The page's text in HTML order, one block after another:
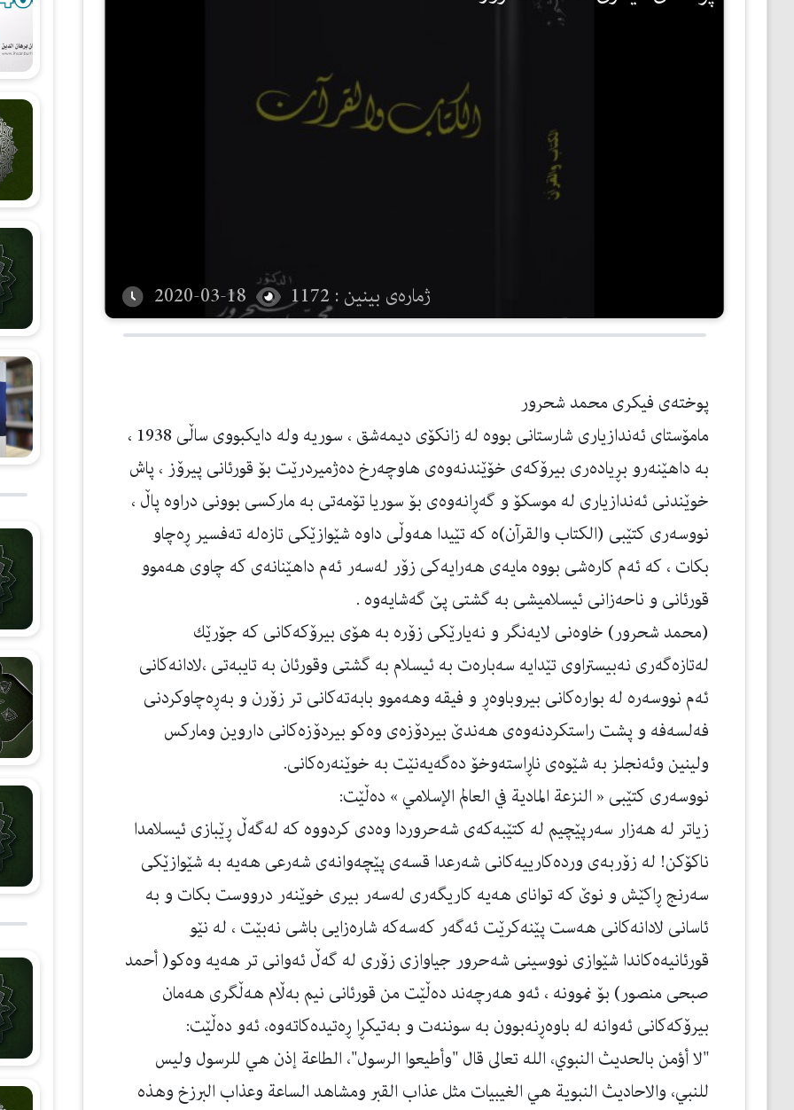
بەبیرداهاتن
وانەکانی تەجوید
ژمارەی بینین : 1172 2020-03-18
پوخته‌ی فیكری محمد شحرور
مامۆستای ئه‌ندازیاری شارستانی بووە له‌ زانكۆی دیمه‌شق ، سوریه‌ وله‌ دایكبووی ساڵی 1938 ،
به‌ داهێنه‌رو بڕیاده‌ری بیرۆكه‌ی خۆێندنه‌وه‌ی هاوچه‌رخ ده‌ژمیردرێت بۆ قورئانی پیرۆز ، پاش
خوێندنی ئه‌ندازیاری له‌ موسكۆ و گه‌ڕانه‌وه‌ی بۆ سوریا تۆمه‌تی به‌ ماركسی بوونی دراوه‌ پاڵ ،
نووسه‌ری كتێبی (الكتاب والقرآن)ه كه‌ تێیدا هه‌وڵی داوه‌ شێوازێكی تازه‌له‌ ته‌فسیر ڕه‌چاو
بكات ، كه‌ ئه‌م كاره‌شی بووه‌ مایه‌ی هه‌رایه‌كی زۆر له‌سه‌ر ئه‌م داهێنانه‌ی كه‌ چاوی هه‌موو
قورئانی و ناحه‌زانی ئیسلامیشی به‌ گشتی پێ گه‌شایه‌وه‌ .
(محمد شحرور) خاوه‌نی لایه‌نگر و نه‌یارێكی زۆره‌ به‌ هۆی بیرۆكه‌كانی كه‌ جۆرێك
له‌تازه‌گه‌ری نه‌بیستراوی تێدایه‌ سه‌باره‌ت به‌ ئیسلام به‌ گشتی وقورئان به‌ تایبه‌تی ،لادانه‌كانی
ئه‌م نووسه‌ره‌ له‌ بواره‌كانی بیروباوه‌ڕ و فیقه وهه‌موو بابه‌ته‌كانی تر زۆرن و به‌ڕه‌چاوكردنی
فه‌لسه‌فه‌ و پشت راستكردنه‌وه‌ی هه‌ندێ بیردۆزه‌ی وه‌كو بیردۆزه‌كانی داروین وماركس
ولینین وئه‌نجلز به‌ شێوه‌ی ناڕاسته‌وخۆ ده‌گه‌یه‌نێت به‌ خوێنه‌ره‌كانی.
نووسه‌ری كتێبی « النزعة المادية في العالم الإسلامي » ده‌ڵێت:
زیاتر له‌ هه‌زار سه‌رپێچیم له‌ كتێبه‌كه‌ی شه‌حروردا وه‌دی كردووه‌ كە له‌گه‌ڵ ڕێبازی ئیسلامدا
ناكۆكن! له‌ زۆربه‌ی ورده‌كارییه‌كانی شه‌رعدا قسه‌ی پێچه‌وانه‌ی شه‌رعی هه‌یه‌ به‌ شێوازێكی
سه‌رنج ڕاكێش و نوێ كه‌ توانای هه‌یه‌ كاریگه‌ری له‌سه‌ر بیری خوێنه‌ر درووست بكات و به‌
ئاسانی لادانه‌كانی هه‌ست پێنه‌كرێت ئه‌گه‌ر كه‌سه‌كه‌ شاره‌زایی باشی نه‌بێت ، له‌ نێو
قورئانیه‌ه‌كاندا شێوازی نووسینی شه‌حرور جیاوازی زۆری له‌ گه‌ڵ ئه‌وانی تر هه‌یه‌ وه‌كو( أحمد
صبحی منصور) بۆ نموونه‌ ، ئه‌و هه‌رچه‌ند ده‌ڵێت من قورئانی نیم به‌ڵام هه‌ڵگری هه‌مان
بیرۆكه‌كانی ئه‌وانه‌ له‌ باوه‌ڕنه‌بوون به‌ سوننه‌ت و بەتیكڕا ڕەتیدەكاتەوە، ئەو ده‌ڵێت:
"لا أؤمن بالحديث النبوي، الله تعالى قال "وأطيعوا الرسول"، الطاعة إذن هي للرسول وليس
للنبي، والاحاديث النبوية هي الغيبيات مثل عذاب القبر ومشاهد الساعة وعذاب البرزخ وهذه